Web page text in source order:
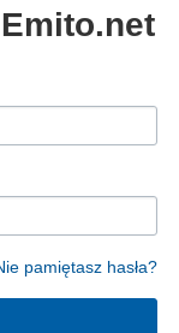
pamiętasz hasła?